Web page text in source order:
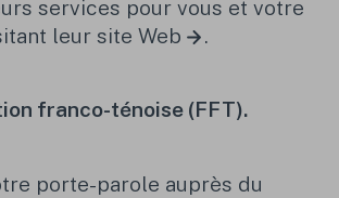
services pour vous et votre
leursite Web .
franco-ténoise (FFT).
porte-parole auprès du